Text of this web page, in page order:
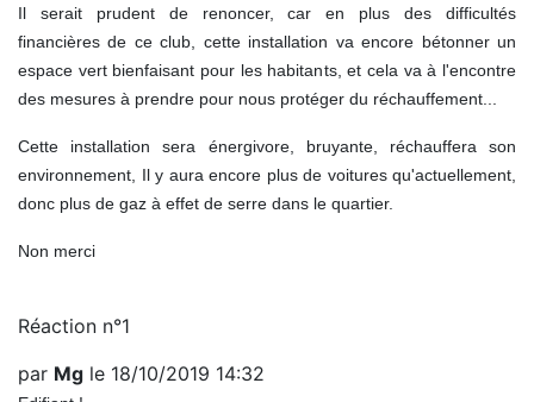
Il serait prudent de renoncer, car en plus des difficultés
financières de ce club, cette installation va encore bétonner un
espace vert bienfaisant pour les habitants, et cela va à l'encontre
des mesures à prendre pour nous protéger du réchauffement...
Cette installation sera énergivore, bruyante, réchauffera son
environnement, Il y aura encore plus de voitures qu'actuellement,
donc plus de gaz à effet de serre dans le quartier.
Non merci
Réaction n°1
par Mg le 18/10/2019 14:32